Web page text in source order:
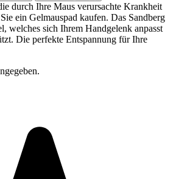
durch Ihre Maus verursachte Krankheit
ein Gelmauspad kaufen. Das Sandberg
welches sich Ihrem Handgelenk anpasst
Die perfekte Entspannung für Ihre